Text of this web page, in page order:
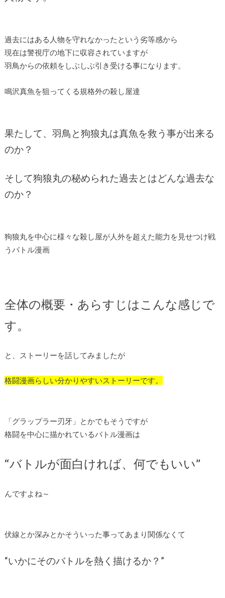
過去にはある人物を守れなかったという劣等感から
現在は警視庁の地下に収容されていますが
羽鳥からの依頼をしぶしぶ引き受ける事になります。
鳴沢真魚を狙ってくる規格外の殺し屋達
果たして、羽鳥と狗狼丸は真魚を救う事が出来る
のか？
そして狗狼丸の秘められた過去とはどんな過去な
のか？
狗狼丸を中心に様々な殺し屋が人外を超えた能力を見せつけ戦
うバトル漫画
全体の概要・あらすじはこんな感じで
す。
と、ストーリーを話してみましたが
格闘漫画らしい分かりやすいストーリーです。
「グラップラー刃牙」とかでもそうですが
格闘を中心に描かれているバトル漫画は
“バトルが面白ければ、何でもいい”
んですよね～
伏線とか深みとかそういった事ってあまり関係なくて
“いかにそのバトルを熱く描けるか？”